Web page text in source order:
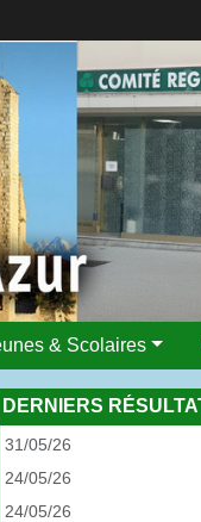
& Scolaires
DERNIERS
31/05/26
24/05/26
24/05/26